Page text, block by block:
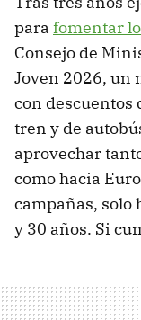
para fomentar
Consejo de
Joven 2026, un
con descuentos
tren y de
aprovechar
como hacia
campañas, solo
y 30 años. Si